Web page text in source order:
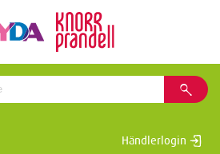
Händlerlogin